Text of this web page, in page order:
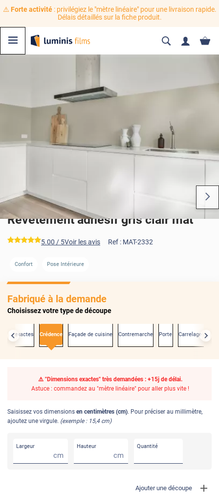
⚠️ Forte activité: privilégiez le "mètre linéaire" pour une livraison rapide.
Délais détaillés sur la fiche produit.
Revêtement adhésif gris clair mat
*****
5.00 / 5Voir les avis Ref : MAT-2332
Confort Pose Intérieure
Fabriqué à la demande
Choisissez votre type de découpe
exactes Crédence Façade de cuisine Contremarche Porte Carrelage mural
⚠️ "Dimensions exactes" très demandées : +15j de délai.
Astuce : commandez au "mètre linéaire" pour aller plus vite !
Saisissez vos dimensions en centimètres (cm). Pour préciser au millimètre,
ajoutez une virgule. (exemple : 15,4 cm)
Largeur
cm
Hauteur
cm
Quantité
Ajouter une découpe